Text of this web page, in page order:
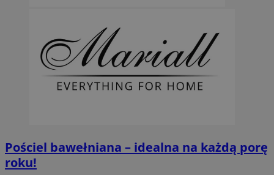
Pościel bawełniana – idealna na każdą porę
roku!